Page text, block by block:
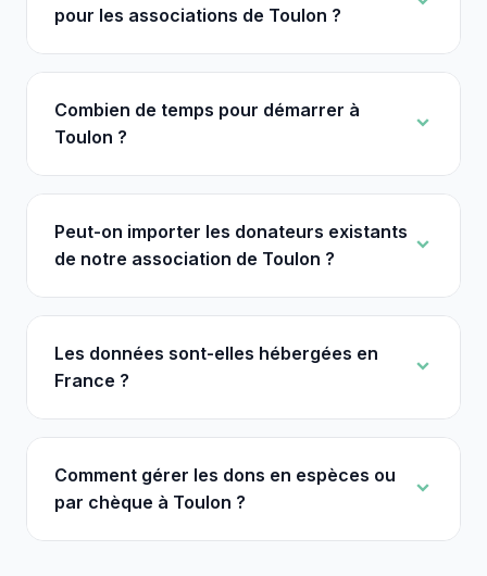
pour les associations de Toulon ?
Combien de temps pour démarrer à
Toulon ?
Peut-on importer les donateurs existants
de notre association de Toulon ?
Les données sont-elles hébergées en
France ?
Comment gérer les dons en espèces ou
par chèque à Toulon ?